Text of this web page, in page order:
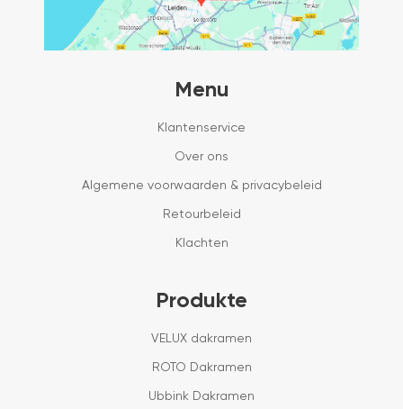
Menu
Klantenservice
Over ons
Algemene voorwaarden & privacybeleid
Retourbeleid
Klachten
Produkte
VELUX dakramen
ROTO Dakramen
Ubbink Dakramen